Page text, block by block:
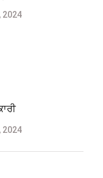
2024
2024